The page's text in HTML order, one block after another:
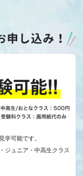
可能です。
ジュニア・中高生クラス